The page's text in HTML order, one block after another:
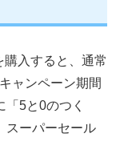
入すると、通常
ャンペーン期間
5と0のつく
スーパーセール